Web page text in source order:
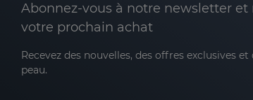
Abonnez-vous à notre newsletter et
votre prochain achat
Recevez des nouvelles, des offres exclusives
peau.